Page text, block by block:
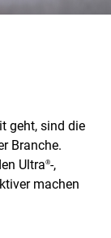
geht, sind die
Branche.
Ultra®-,
machen